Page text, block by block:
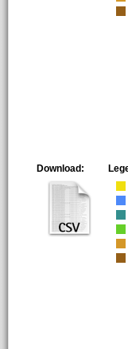
Download: